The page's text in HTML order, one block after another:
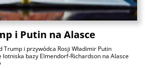
i Putin na Alasce
Trump i przywódca Rosji Władimir Putin
lotniska bazy Elmendorf-Richardson na Alasce